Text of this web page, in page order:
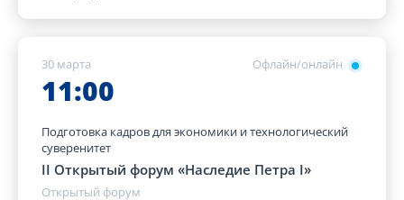
Офлайн/онлайн
30 марта
11:00
Подготовка кадров для экономики и технологический
суверенитет
II Открытый форум «Наследие Петра I»
Открытый форум